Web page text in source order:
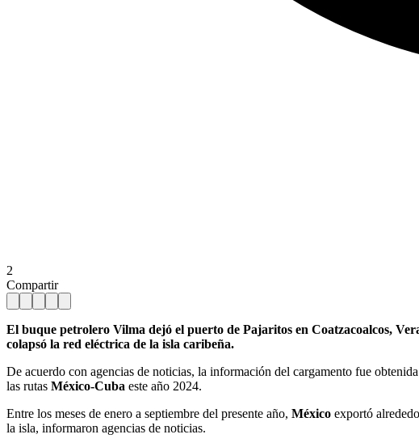
2
Compartir
El buque petrolero Vilma dejó el puerto de Pajaritos en Coatzacoalcos,
colapsó la red eléctrica de la isla caribeña.
De acuerdo con agencias de noticias, la información del cargamento fue
las rutas México-Cuba este año 2024.
Entre los meses de enero a septiembre del presente año, México exportó
la isla, informaron agencias de noticias.